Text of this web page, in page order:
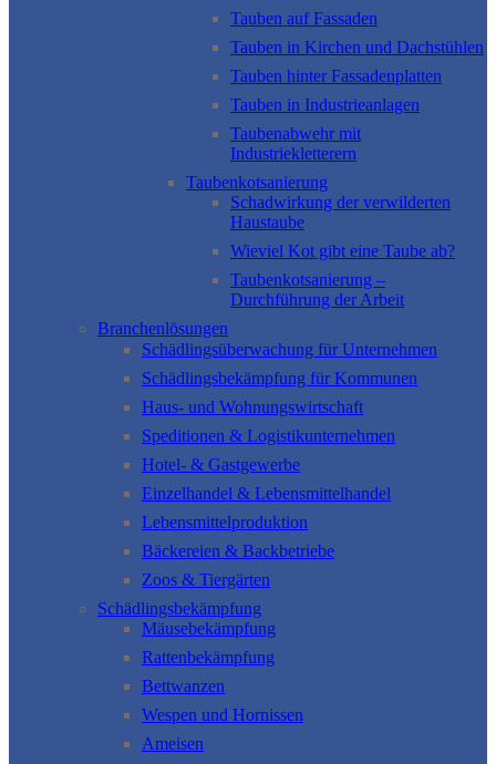
Tauben auf Fassaden
Tauben in Kirchen und Dachstühlen
Tauben hinter Fassadenplatten
Tauben in Industrieanlagen
Taubenabwehr mit
Industriekletterern
Taubenkotsanierung
Schadwirkung der verwilderten
Haustaube
Wieviel Kot gibt eine Taube ab?
Taubenkotsanierung –
Durchführung der Arbeit
Branchenlösungen
Schädlingsüberwachung für Unternehmen
Schädlingsbekämpfung für Kommunen
Haus- und Wohnungswirtschaft
Speditionen & Logistikunternehmen
Hotel- & Gastgewerbe
Einzelhandel & Lebensmittelhandel
Lebensmittelproduktion
Bäckereien & Backbetriebe
Zoos & Tiergärten
Schädlingsbekämpfung
Mäusebekämpfung
Rattenbekämpfung
Bettwanzen
Wespen und Hornissen
Ameisen